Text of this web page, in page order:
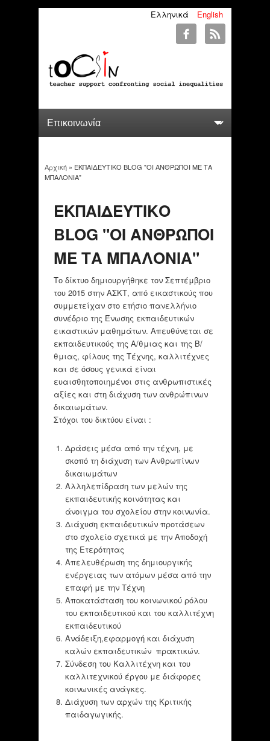
English
Ελληνικά
You are here
Αρχική» ΕΚΠΑΙΔΕΥΤΙΚΟ BLOG "ΟΙ ΑΝΘΡΩΠΟΙ ΜΕ ΤΑ
ΜΠΑΛΟΝΙΑ"
ΕΚΠΑΙΔΕΥΤΙΚΟ
BLOG "ΟΙ ΑΝΘΡΩΠΟΙ
ΜΕ ΤΑ ΜΠΑΛΟΝΙΑ"
Το δίκτυο δημιουργήθηκε τον Σεπτέμβριο
του 2015 στην ΑΣΚΤ, από εικαστικούς που
συμμετείχαν στο ετήσιο πανελλήνιο
συνέδριο της Ένωσης εκπαιδευτικών
εικαστικών μαθημάτων. Απευθύνεται σε
εκπαιδευτικούς της Α/θμιας και της Β/
θμιας, φίλους της Τέχνης, καλλιτέχνες
και σε όσους γενικά είναι
ευαισθητοποιημένοι στις ανθρωπιστικές
αξίες και στη διάχυση των ανθρώπινων
δικαιωμάτων.
Στόχοι του δικτύου είναι :
Δράσεις μέσα από την τέχνη, με
σκοπό τη διάχυση των Ανθρωπίνων
δικαιωμάτων
Αλληλεπίδραση των μελών της
εκπαιδευτικής κοινότητας και
άνοιγμα του σχολείου στην κοινωνία.
Διάχυση εκπαιδευτικών προτάσεων
στο σχολείο σχετικά με την Αποδοχή
της Ετερότητας
Απελευθέρωση της δημιουργικής
ενέργειας των ατόμων μέσα από την
επαφή με την Τέχνη
Αποκατάσταση του κοινωνικού ρόλου
του εκπαιδευτικού και του καλλιτέχνη
εκπαιδευτικού
Ανάδειξη,εφαρμογή και διάχυση
καλών εκπαιδευτικών πρακτικών.
Σύνδεση του Καλλιτέχνη και του
καλλιτεχνικού έργου με διάφορες
κοινωνικές ανάγκες.
Διάχυση των αρχών της Κριτικής
παιδαγωγικής.